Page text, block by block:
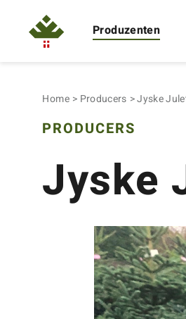
Produzenten
Home Producers Jyske
PRODUCERS
Jyske